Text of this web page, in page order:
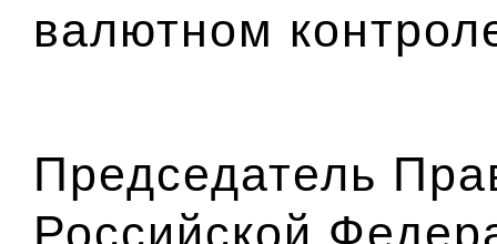
валютном
Председатель
Российской